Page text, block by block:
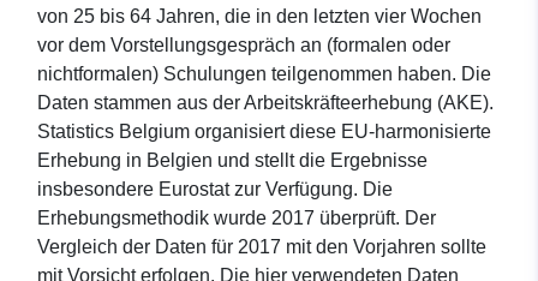
von 25 bis 64 Jahren, die in den letzten vier Wochen
vor dem Vorstellungsgespräch an (formalen oder
nichtformalen) Schulungen teilgenommen haben. Die
Daten stammen aus der Arbeitskräfteerhebung (AKE).
Statistics Belgium organisiert diese EU-harmonisierte
Erhebung in Belgien und stellt die Ergebnisse
insbesondere Eurostat zur Verfügung. Die
Erhebungsmethodik wurde 2017 überprüft. Der
Vergleich der Daten für 2017 mit den Vorjahren sollte
mit Vorsicht erfolgen. Die hier verwendeten Daten